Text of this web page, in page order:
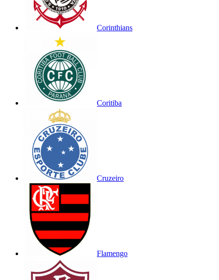
Corinthians
Coritiba
Cruzeiro
Flamengo